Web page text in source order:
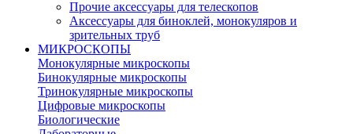
Прочие аксессуары для телескопов
Аксессуары для биноклей, монокуляров и
зрительных труб
МИКРОСКОПЫ
Монокулярные микроскопы
Бинокулярные микроскопы
Тринокулярные микроскопы
Цифровые микроскопы
Биологические